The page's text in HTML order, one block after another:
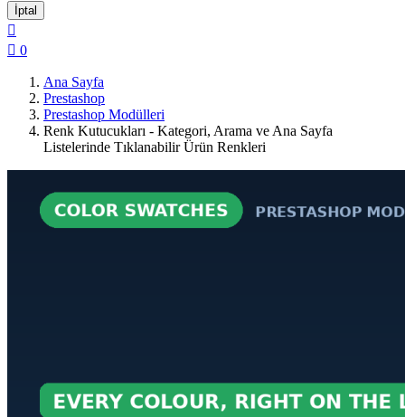
İptal

 0
Ana Sayfa
Prestashop
Prestashop Modülleri
Renk Kutucukları - Kategori, Arama ve Ana Sayfa
Listelerinde Tıklanabilir Ürün Renkleri